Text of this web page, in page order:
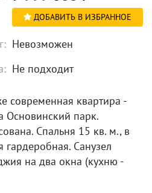
ДОБАВИТЬ В ИЗБРАННОЕ
Невозможен
Не подходит
современная квартира -
Основинский парк.
Спальня 15 кв. м., в
гардеробная. Санузел
на два окна (кухню -